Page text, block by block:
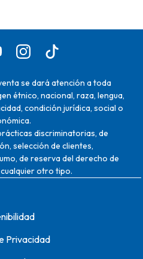
se dará atención a toda
étnico, nacional, raza, lengua,
condición jurídica, social o
discriminatorias, de
selección de clientes,
de reserva del derecho de
otro tipo.
Privacidad